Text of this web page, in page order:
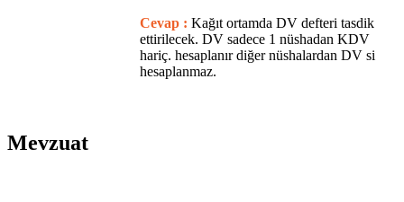
Cevap : Kağıt ortamda DV defteri tasdik
ettirilecek. DV sadece 1 nüshadan KDV
hariç. hesaplanır diğer nüshalardan DV si
hesaplanmaz.
Mevzuat